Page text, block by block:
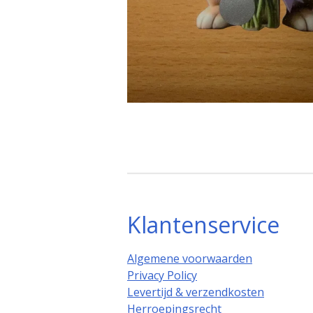
Klantenservice
Algemene voorwaarden
Privacy Policy
Levertijd & verzendkosten
Herroepingsrecht